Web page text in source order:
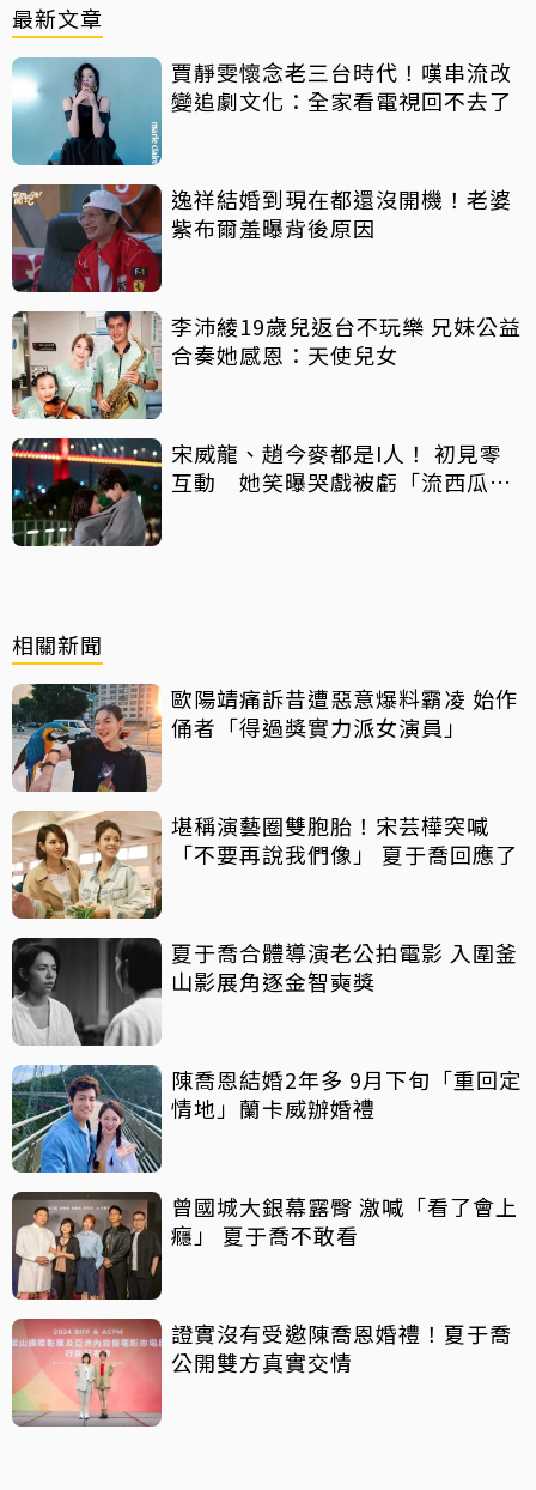
最新文章
賈靜雯懷念老三台時代！嘆串流改
變追劇文化：全家看電視回不去了
逸祥結婚到現在都還沒開機！老婆
紫布爾羞曝背後原因
李沛綾19歲兒返台不玩樂 兄妹公益
合奏她感恩：天使兒女
宋威龍、趙今麥都是I人！ 初見零
互動 她笑曝哭戲被虧「流西瓜
相關新聞
歐陽靖痛訴昔遭惡意爆料霸凌 始作
俑者「得過獎實力派女演員」
堪稱演藝圈雙胞胎！宋芸樺突喊
「不要再說我們像」 夏于喬回應了
夏于喬合體導演老公拍電影 入圍釜
山影展角逐金智奭獎
陳喬恩結婚2年多 9月下旬「重回定
情地」蘭卡威辦婚禮
曾國城大銀幕露臀 激喊「看了會上
癮」 夏于喬不敢看
證實沒有受邀陳喬恩婚禮！夏于喬
公開雙方真實交情